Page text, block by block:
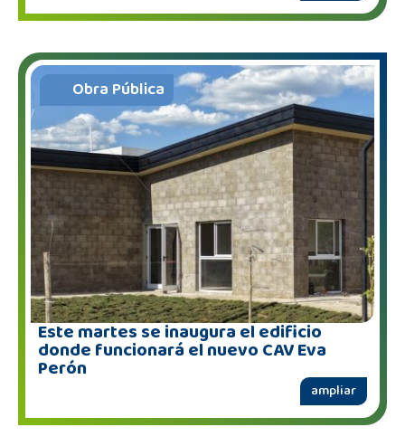
Obra Pública
Este martes se inaugura el edificio
donde funcionará el nuevo CAV Eva
Perón
ampliar